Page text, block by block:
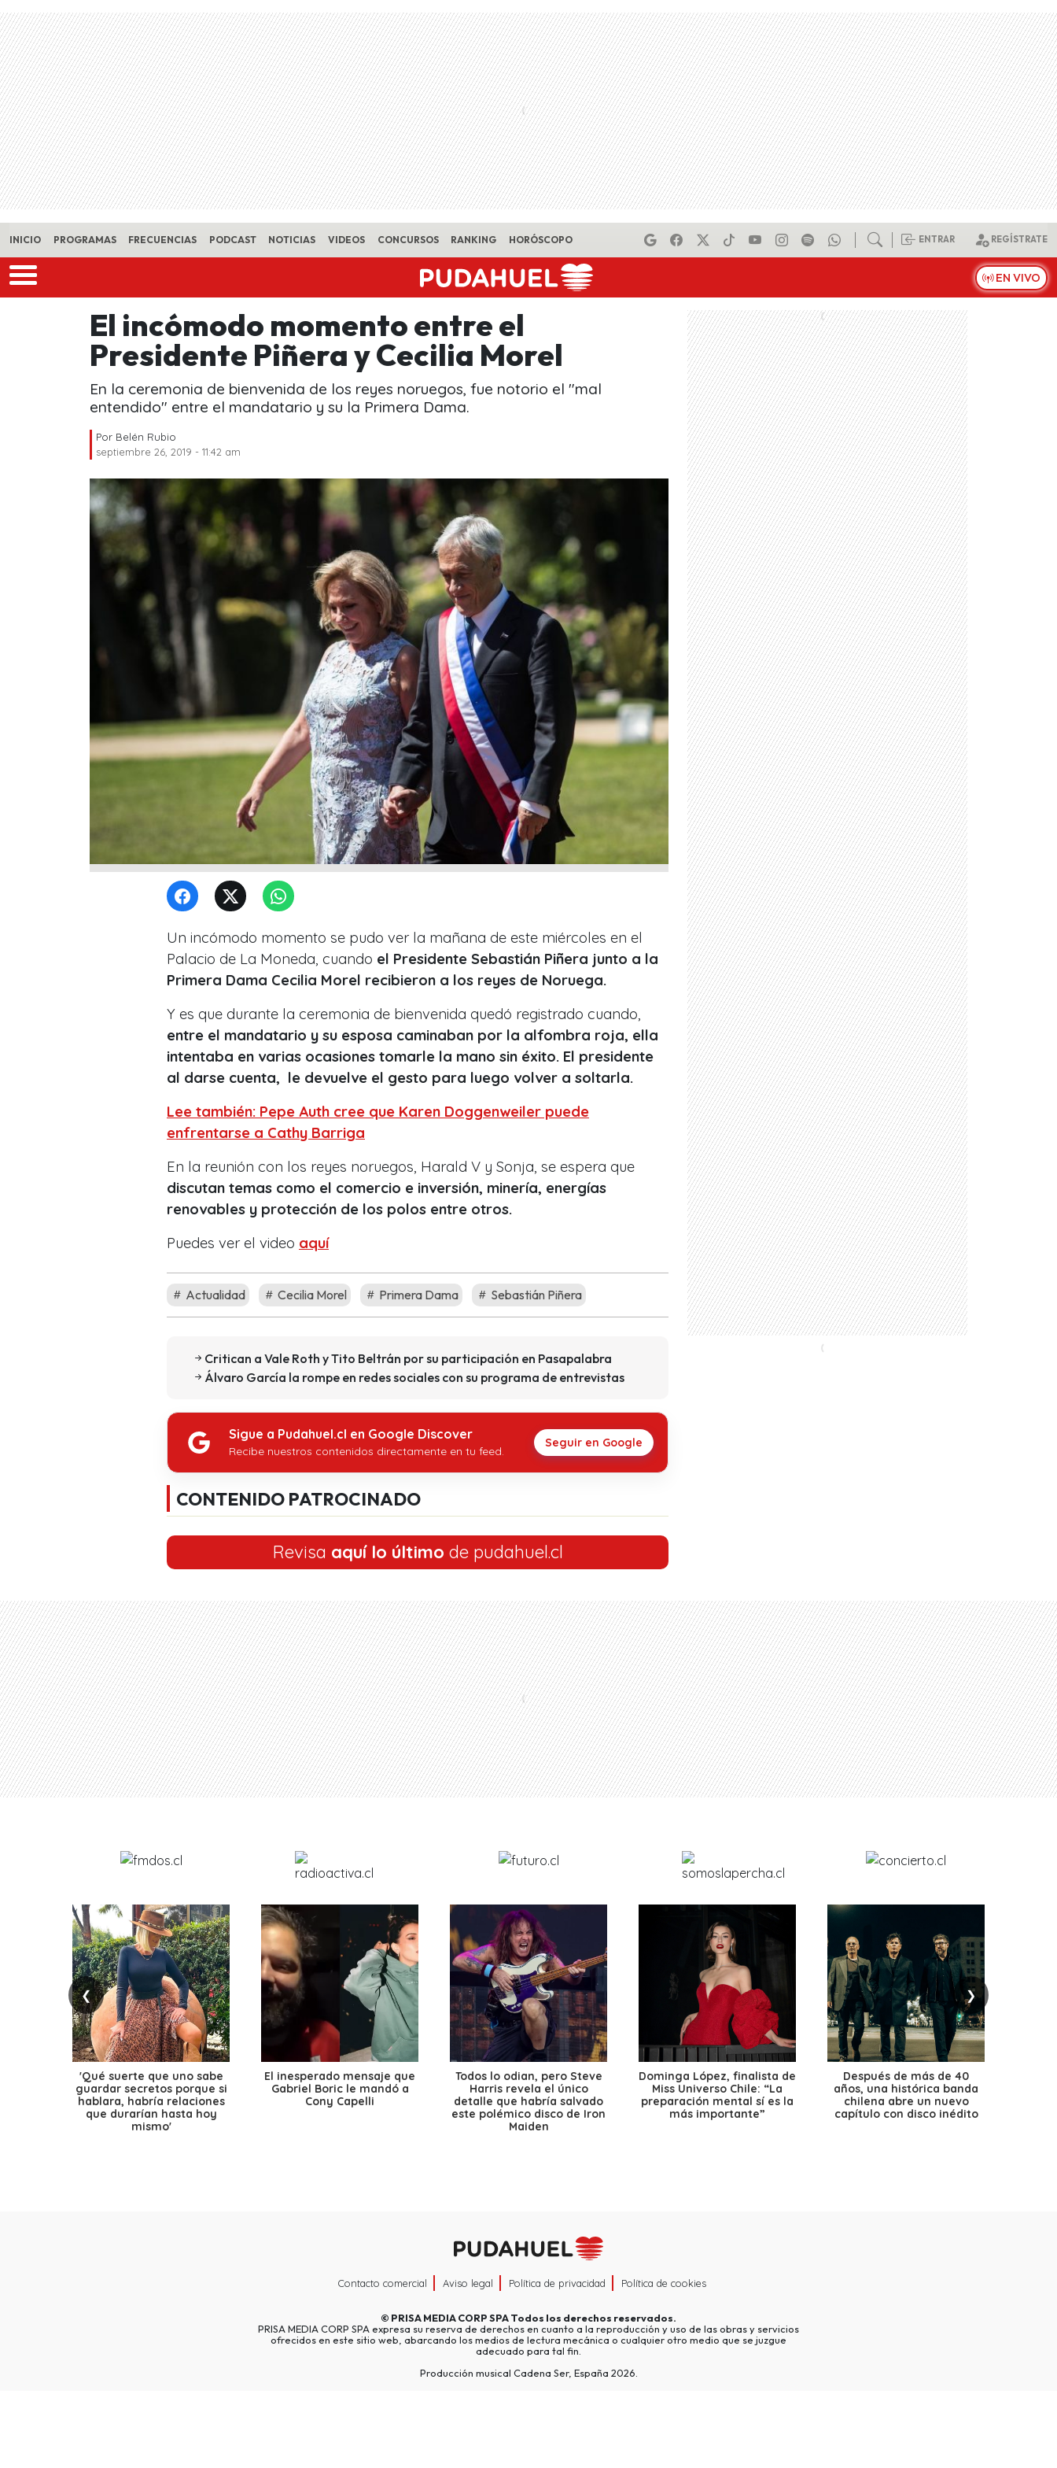
Skip to main content
INICIO PROGRAMAS FRECUENCIAS PODCAST NOTICIAS VIDEOS CONCURSOS RANKING HORÓSCOPO ENTRAR REGÍSTRATE
EN VIVO
El incómodo momento entre el
Presidente Piñera y Cecilia Morel
En la ceremonia de bienvenida de los reyes noruegos, fue notorio el "mal
entendido" entre el mandatario y su la Primera Dama.
Por Belén Rubio
septiembre 26, 2019 - 11:42 am
Un incómodo momento se pudo ver la mañana de este miércoles en el
Palacio de La Moneda, cuando el Presidente Sebastián Piñera junto a la
Primera Dama Cecilia Morel recibieron a los reyes de Noruega.
Y es que durante la ceremonia de bienvenida quedó registrado cuando,
entre el mandatario y su esposa caminaban por la alfombra roja, ella
intentaba en varias ocasiones tomarle la mano sin éxito. El presidente
al darse cuenta, le devuelve el gesto para luego volver a soltarla.
Lee también: Pepe Auth cree que Karen Doggenweiler puede
enfrentarse a Cathy Barriga
En la reunión con los reyes noruegos, Harald V y Sonja, se espera que
discutan temas como el comercio e inversión, minería, energías
renovables y protección de los polos entre otros.
Puedes ver el video aquí
Actualidad Cecilia Morel Primera Dama Sebastián Piñera
Critican a Vale Roth y Tito Beltrán por su participación en Pasapalabra
Álvaro García la rompe en redes sociales con su programa de entrevistas
Sigue a Pudahuel.cl en Google Discover
Recibe nuestros contenidos directamente en tu feed.
Seguir en Google
CONTENIDO PATROCINADO
Revisa aquí lo último de pudahuel.cl
❮ ❯
'Qué suerte que uno sabe
guardar secretos porque si
hablara, habría relaciones
que durarían hasta hoy
mismo'
El inesperado mensaje que
Gabriel Boric le mandó a
Cony Capelli
Todos lo odian, pero Steve
Harris revela el único
detalle que habría salvado
este polémico disco de Iron
Maiden
Dominga López, finalista de
Miss Universo Chile: “La
preparación mental sí es la
más importante”
Después de más de 40
años, una histórica banda
chilena abre un nuevo
capítulo con disco inédito
Contacto comercial Aviso legal Política de privacidad Política de cookies
© PRISA MEDIA CORP SPATodos los derechos reservados.
PRISA MEDIA CORP SPA expresa su reserva de derechos en cuanto a la reproducción y uso de las obras y servicios
ofrecidos en este sitio web, abarcando los medios de lectura mecánica o cualquier otro medio que se juzgue
adecuado para tal fin.
Producción musical Cadena Ser, España 2026.